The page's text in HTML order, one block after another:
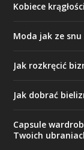
Kobiece
Moda jak ze
Jak rozkręcić
Jak dobrać
Capsule
Twoich